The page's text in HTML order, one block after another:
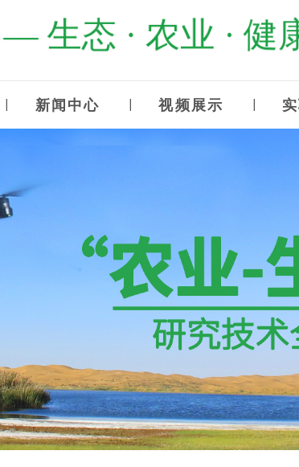
— 生态 · 农业 · 健
新闻中心 视频展示